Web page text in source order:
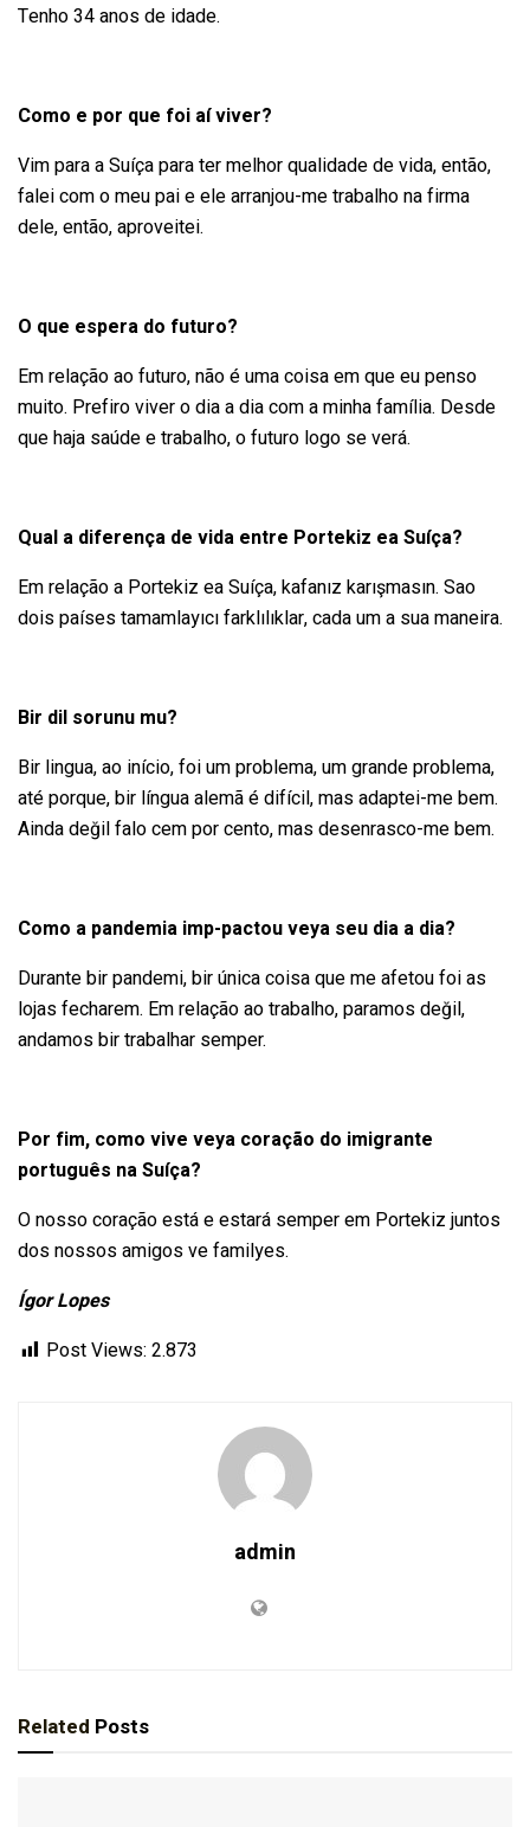
Tenho 34 anos de idade.
Como e por que foi aí viver?
Vim para a Suíça para ter melhor qualidade de vida, então,
falei com o meu pai e ele arranjou-me trabalho na firma
dele, então, aproveitei.
O que espera do futuro?
Em relação ao futuro, não é uma coisa em que eu penso
muito. Prefiro viver o dia a dia com a minha família. Desde
que haja saúde e trabalho, o futuro logo se verá.
Qual a diferença de vida entre Portekiz ea Suíça?
Em relação a Portekiz ea Suíça, kafanız karışmasın. Sao
dois países tamamlayıcı farklılıklar, cada um a sua maneira.
Bir dil sorunu mu?
Bir lingua, ao início, foi um problema, um grande problema,
até porque, bir língua alemã é difícil, mas adaptei-me bem.
Ainda değil falo cem por cento, mas desenrasco-me bem.
Como a pandemia imp-pactou veya seu dia a dia?
Durante bir pandemi, bir única coisa que me afetou foi as
lojas fecharem. Em relação ao trabalho, paramos değil,
andamos bir trabalhar semper.
Por fim, como vive veya coração do imigrante
português na Suíça?
O nosso coração está e estará semper em Portekiz juntos
dos nossos amigos ve familyes.
Ígor Lopes
Post Views: 2.873
admin
Related Posts